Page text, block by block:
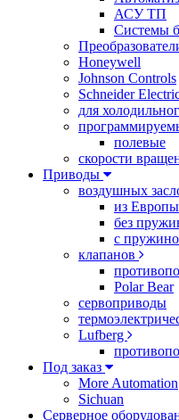
АСУ ТП
Системы
Honeywell
Johnson Controls
Schneider
для
полевые
скорости
Приводы
воздушных
из Европы
без
с
клапанов
Polar Bear
сервоприводы
Lufberg
Под заказ
More Automation
Sichuan
Серверное